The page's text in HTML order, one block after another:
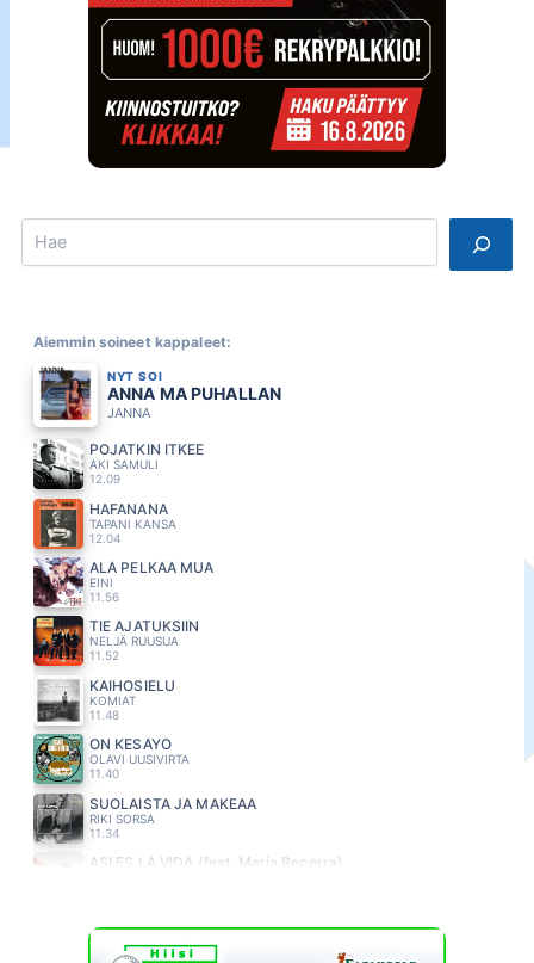
Search
Aiemmin soineet kappaleet:
NYT SOI
ANNA MA PUHALLAN
JANNA
POJATKIN ITKEE
AKI SAMULI
12.09
HAFANANA
TAPANI KANSA
12.04
ÄLÄ PELKÄÄ MUA
EINI
11.56
TIE AJATUKSIIN
NELJÄ RUUSUA
11.52
KAIHOSIELU
KOMIAT
11.48
ON KESÄYÖ
OLAVI UUSIVIRTA
11.40
SUOLAISTA JA MAKEAA
RIKI SORSA
11.34
ASI ES LA VIDA (feat. Maria Becerra)
PATE MUSTAJÄRVI